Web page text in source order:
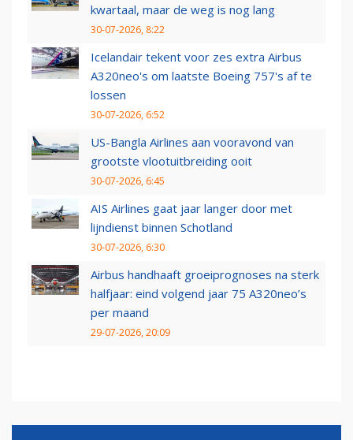
kwartaal, maar de weg is nog lang
30-07-2026, 8:22
Icelandair tekent voor zes extra Airbus
A320neo's om laatste Boeing 757's af te
lossen
30-07-2026, 6:52
US-Bangla Airlines aan vooravond van
grootste vlootuitbreiding ooit
30-07-2026, 6:45
AIS Airlines gaat jaar langer door met
lijndienst binnen Schotland
30-07-2026, 6:30
Airbus handhaaft groeiprognoses na sterk
halfjaar: eind volgend jaar 75 A320neo’s
per maand
29-07-2026, 20:09